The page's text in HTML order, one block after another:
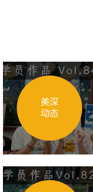
美深
动态